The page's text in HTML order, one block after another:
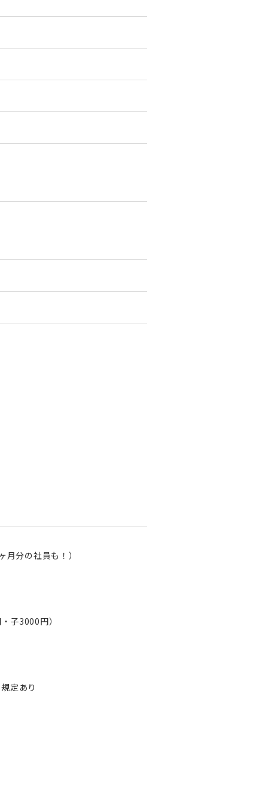
分の社員も！）
子3000円）
定あり